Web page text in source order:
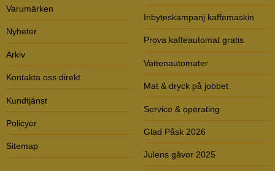
Varumärken
Nyheter
Arkiv
Kontakta oss direkt
Kundtjänst
Policyer
Sitemap
Inbyteskampanj kaffemaskin
Prova kaffeautomat gratis
Vattenautomater
Mat & dryck på jobbet
Service & operating
Glad Påsk 2026
Julens gåvor 2025